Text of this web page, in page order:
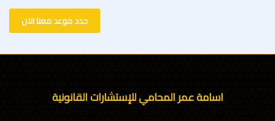
حدد موعد معنا الان
اسامة عمر المحامي للإستشارات القانونية